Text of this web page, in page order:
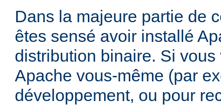
Dans la majeure partie de
êtes sensé avoir installé
distribution binaire. Si
Apache vous-même (par
développement, ou pour